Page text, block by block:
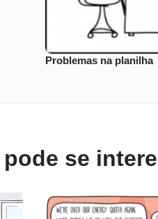
Problemas na planilha
se